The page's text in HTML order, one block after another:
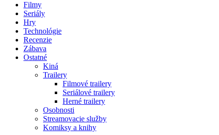
Filmy
Seriály
Hry
Technológie
Recenzie
Zábava
Ostatné
Kiná
Trailery
Filmové trailery
Seriálové trailery
Herné trailery
Osobnosti
Streamovacie služby
Komiksy a knihy